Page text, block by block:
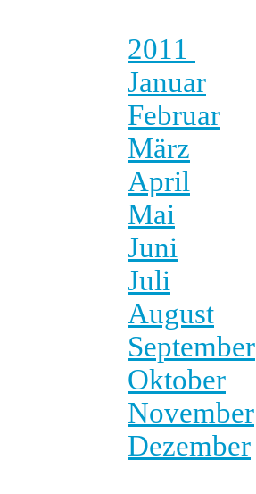
2011
Januar
Februar
März
April
Mai
Juni
Juli
August
September
Oktober
November
Dezember